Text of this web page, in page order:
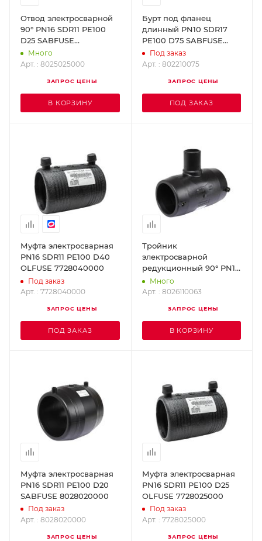
Отвод электросварной
90° PN16 SDR11 PE100
D25 SABFUSE
8025025000
Много
Арт. : 8025025000
ЗАПРОС ЦЕНЫ
В КОРЗИНУ
Бурт под фланец
длинный PN10 SDR17
PE100 D75 SABFUSE
802210075
Под заказ
Арт. : 802210075
ЗАПРОС ЦЕНЫ
ПОД ЗАКАЗ
Муфта электросварная
PN16 SDR11 PE100 D40
OLFUSE 7728040000
Под заказ
Арт. : 7728040000
ЗАПРОС ЦЕНЫ
ПОД ЗАКАЗ
Тройник
электросварной
редукционный 90° PN16
SDR11 PE100 D110x63
SABFUSE 8026110063
Много
Арт. : 8026110063
ЗАПРОС ЦЕНЫ
В КОРЗИНУ
Муфта электросварная
PN16 SDR11 PE100 D20
SABFUSE 8028020000
Под заказ
Арт. : 8028020000
ЗАПРОС ЦЕНЫ
Муфта электросварная
PN16 SDR11 PE100 D25
OLFUSE 7728025000
Под заказ
Арт. : 7728025000
ЗАПРОС ЦЕНЫ